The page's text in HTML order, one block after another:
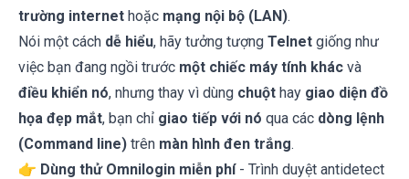
trường internet hoặc mạng nội bộ (LAN).
Nói một cách dễ hiểu, hãy tưởng tượng Telnet giống như
việc bạn đang ngồi trước một chiếc máy tính khác và
điều khiển nó, nhưng thay vì dùng chuột hay giao diện đồ
họa đẹp mắt, bạn chỉ giao tiếp với nó qua các dòng lệnh
(Command line) trên màn hình đen trắng.
👉 Dùng thử Omnilogin miễn phí- Trình duyệt antidetect